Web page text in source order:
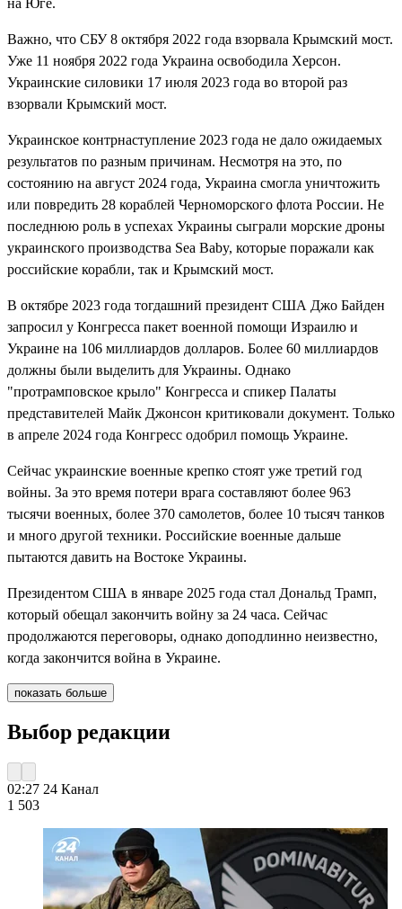
Важно, что СБУ 8 октября 2022 года взорвала Крымский мост.
Уже 11 ноября 2022 года Украина освободила Херсон.
Украинские силовики 17 июля 2023 года во второй раз
взорвали Крымский мост.
Украинское контрнаступление 2023 года не дало ожидаемых
результатов по разным причинам. Несмотря на это, по
состоянию на август 2024 года, Украина смогла уничтожить
или повредить 28 кораблей Черноморского флота России. Не
последнюю роль в успехах Украины сыграли морские дроны
украинского производства Sea Baby, которые поражали как
российские корабли, так и Крымский мост.
В октябре 2023 года тогдашний президент США Джо Байден
запросил у Конгресса пакет военной помощи Израилю и
Украине на 106 миллиардов долларов. Более 60 миллиардов
должны были выделить для Украины. Однако
"протрамповское крыло" Конгресса и спикер Палаты
представителей Майк Джонсон критиковали документ. Только
в апреле 2024 года Конгресс одобрил помощь Украине.
Сейчас украинские военные крепко стоят уже третий год
войны. За это время потери врага составляют более 963
тысячи военных, более 370 самолетов, более 10 тысяч танков
и много другой техники. Российские военные дальше
пытаются давить на Востоке Украины.
Президентом США в январе 2025 года стал Дональд Трамп,
который обещал закончить войну за 24 часа. Сейчас
продолжаются переговоры, однако доподлинно неизвестно,
когда закончится война в Украине.
показать больше
Выбор редакции
02:27 24 Канал
1 503